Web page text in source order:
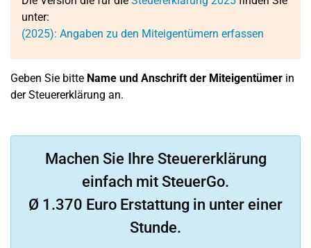
unter:
(2025): Angaben zu den Miteigentümern erfassen
Geben Sie bitte Name und Anschrift der Miteigentümer in
der Steuererklärung an.
Machen Sie Ihre Steuererklärung
einfach mit SteuerGo.
Ø 1.370 Euro Erstattung in unter einer
Stunde.